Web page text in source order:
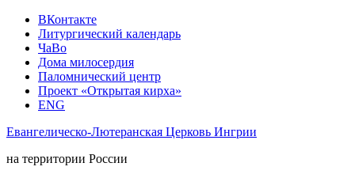
ВКонтакте
Литургический календарь
ЧаВо
Дома милосердия
Паломнический центр
Проект «Открытая кирха»
ENG
Евангелическо-Лютеранская Церковь Ингрии
на территории России